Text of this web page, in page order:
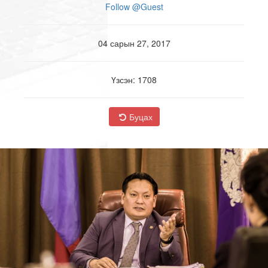
Follow @Guest
04 сарын 27, 2017
Үзсэн: 1708
Буцах